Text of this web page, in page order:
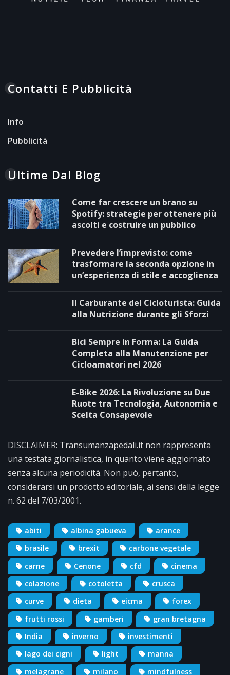
Contatti E Pubblicità
Info
Pubblicità
Ultime Dal Blog
Come far crescere un brano su
Spotify: strategie per ottenere più
ascolti e costruire un pubblico
Prevedere l’imprevisto: come
trasformare la seconda opzione in
un’esperienza di stile e accoglienza
Il Carburante del Cicloturista: Guida
alla Nutrizione durante gli Sforzi
Bici Sempre in Forma: La Guida
Completa alla Manutenzione per
Cicloamatori nel 2026
E-Bike 2026: La Rivoluzione su Due
Ruote tra Tecnologia, Autonomia e
Scelta Consapevole
DISCLAIMER: Transumanzapedali.it non rappresenta
una testata giornalistica, in quanto viene aggiornato
senza alcuna periodicità. Non può, pertanto,
considerarsi un prodotto editoriale, ai sensi della legge
n. 62 del 7/03/2001.
abiti albina gabueva
arance
brasile
brexit
carbone vegetale
carne
Cenone cfd
cinema
colazione
cotoletta
crusca
curve
dieta eicma
forex
frutti rossi
gamberi
gran bretagna
India
inverno
investimenti
lago dei cigni
light
manna
melagrane
milano mindfulness